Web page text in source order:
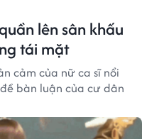
lên sân khấu
tái mặt
cảm của nữ ca sĩ nổi
bàn luận của cư dân